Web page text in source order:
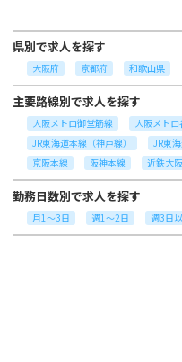
県別で求人を探す
大阪府 京都府 和歌山県
主要路線別で求人を探す
大阪メトロ御堂筋線 大阪メトロ
JR東海道本線（神戸線）
JR東
京阪本線
阪神本線 近鉄大
勤務日数別で求人を探す
月1～3日 週1～2日 週3日